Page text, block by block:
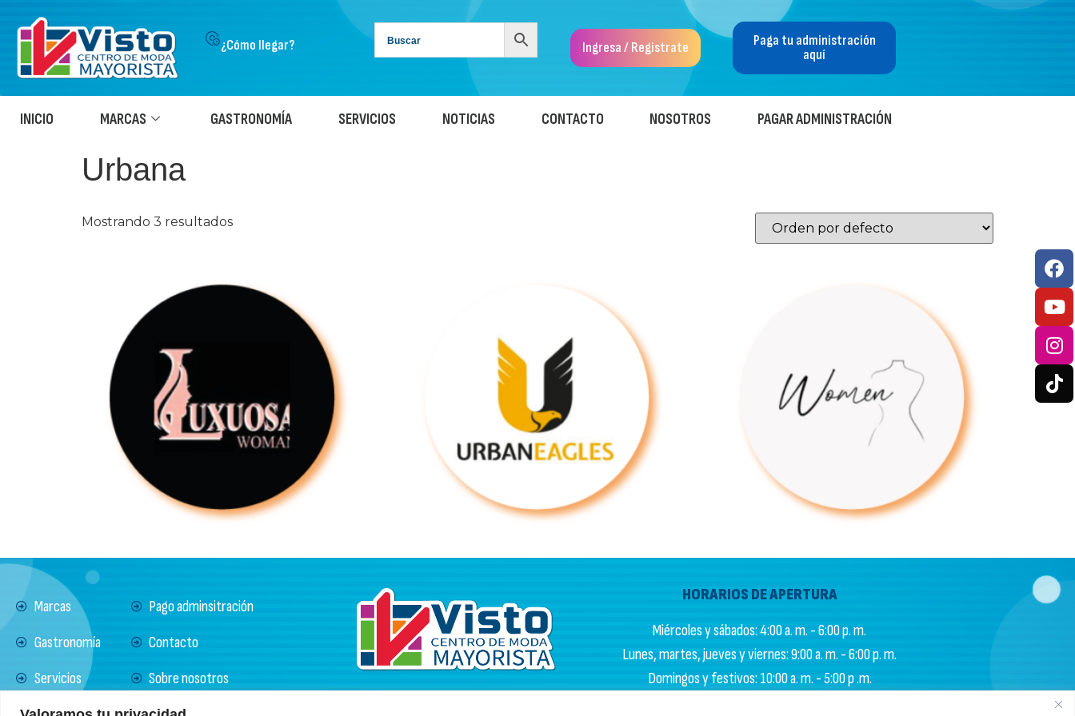
¿Cómo llegar? Ingresa / Registrate
Paga tu administración
aquí
INICIO MARCAS GASTRONOMÍA SERVICIOS NOTICIAS CONTACTO NOSOTROS PAGAR ADMINISTRACIÓN
Urbana
Mostrando 3 resultados
Marcas
Gastronomía
Servicios
Pago adminsitración
Contacto
Sobre nosotros
HORARIOS DE APERTURA
Miércoles y sábados: 4:00 a. m. - 6:00 p. m.
Lunes, martes, jueves y viernes: 9:00 a. m. - 6:00 p. m.
Domingos y festivos: 10:00 a. m. - 5:00 p .m.